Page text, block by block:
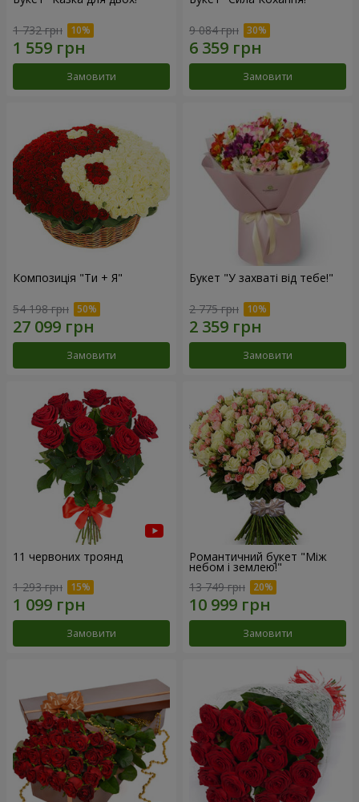
1 732 грн
Замовити
9 084 грн
Замовити
Композиція "Ти + Я"
54 198 грн
Замовити
Букет "У захваті від тебе!"
2 775 грн
Замовити
11 червоних троянд
1 293 грн
Замовити
Романтичний букет "Між
небом і землею!"
13 749 грн
Замовити